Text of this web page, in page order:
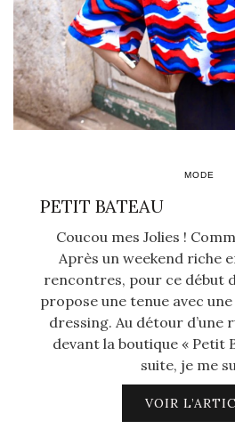
MODE
PETIT BATEAU
Coucou mes Jolies !
Après un weekend riche
rencontres, pour ce début
propose une tenue avec
dressing. Au détour d’une
devant la boutique « Petit
suite, je me
VOIR